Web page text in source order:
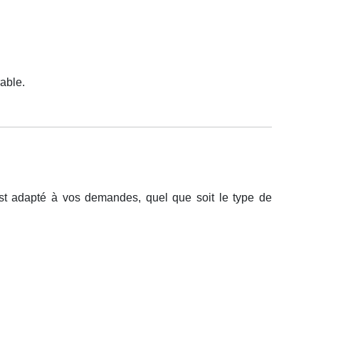
adapté àvos demandes, quel que soit le type de